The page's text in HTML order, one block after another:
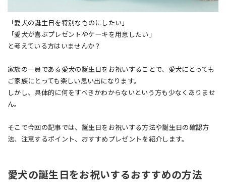
「愛犬の誕生日を特別なものにしたい」
「愛犬が喜ぶプレゼントやケーキを用意したい」
と考えている方はいませんか？
家族の一員である愛犬の誕生日をお祝いすることで、愛犬にとっても
ご家族にとっても楽しい思い出になります。
しかし、具体的に何をすべきかわからないという方も少なくありませ
ん。
そこで今回の記事では、誕生日をお祝いする方法や誕生日の確認方
法、注意するポイント、おすすめプレゼントを紹介します。
愛犬の誕生日をお祝いするおすすめの方法